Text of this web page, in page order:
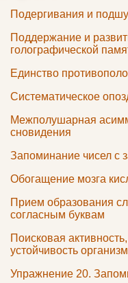
Подергивания и
Поддержание и
голографической
Единство
Систематическое
Межполушарная
сновидения
Запоминание чисел с
Обогащение мозга
Прием образования
согласным буквам
Поисковая
устойчивость
Упражнение 20.